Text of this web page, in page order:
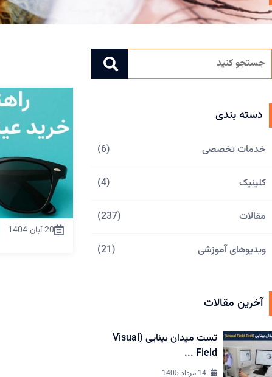
دسته بندی
خدمات تخصصی (6)
کلینیک (4)
مقالات (237)
ویدیوهای آموزشی (21)
آخرین مقالات
تست میدان بینایی (Visual
Field ...
20 آبان 1404